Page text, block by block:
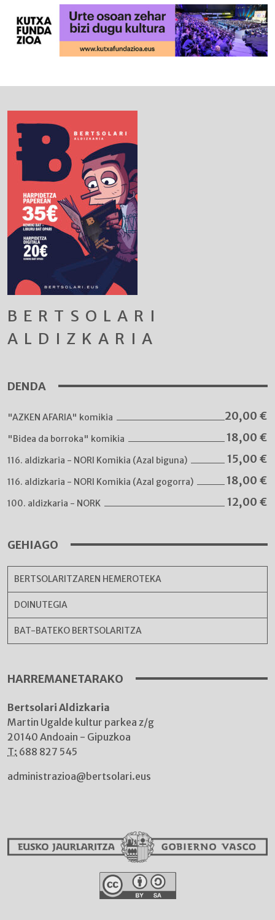
BERTSOLARI
ALDIZKARIA
DENDA
"AZKEN AFARIA" komikia 20,00 €
"Bidea da borroka" komikia 18,00 €
116. aldizkaria - NORI Komikia (Azal biguna) 15,00 €
116. aldizkaria - NORI Komikia (Azal gogorra) 18,00 €
100. aldizkaria - NORK 12,00 €
GEHIAGO
BERTSOLARITZAREN HEMEROTEKA
DOINUTEGIA
BAT-BATEKO BERTSOLARITZA
HARREMANETARAKO
Bertsolari Aldizkaria
Martin Ugalde kultur parkea z/g
20140 Andoain - Gipuzkoa
T: 688 827 545
administrazioa@bertsolari.eus